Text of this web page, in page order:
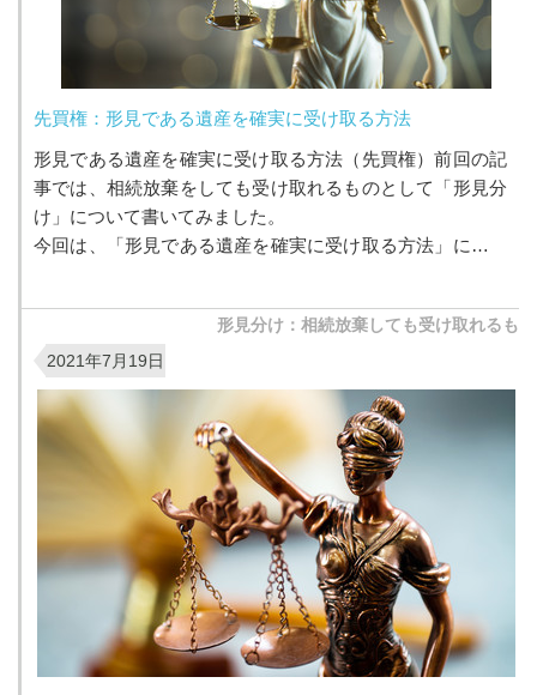
先買権：形見である遺産を確実に受け取る方法
形見である遺産を確実に受け取る方法（先買権）前回の記
事では、相続放棄をしても受け取れるものとして「形見分
け」について書いてみました。
今回は、「形見である遺産を確実に受け取る方法」につい
形見分け：相続放棄しても受け取れるも
2021年7月19日